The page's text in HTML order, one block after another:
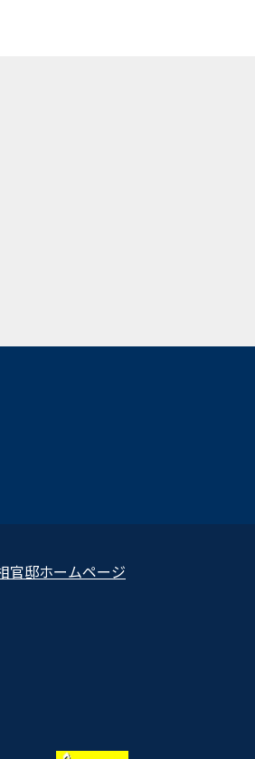
官邸ホームページ